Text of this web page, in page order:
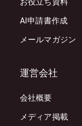
AI申請書作成
メールマガジン
運営会社
会社概要
メディア掲載